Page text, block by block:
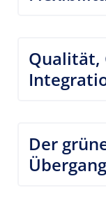
Qualität,
Der
Übergang